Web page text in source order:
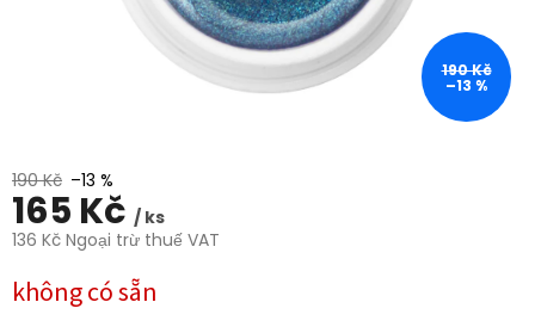
190 Kč
–13 %
190 Kč –13 %
165 Kč / ks
136 Kč Ngoại trừ thuế VAT
đo
không có sẵn